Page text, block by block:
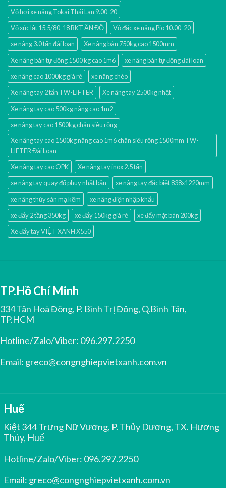
Vỏ hơi xe nâng Tokai Thái Lan 9.00-20
Vỏ xúc lật 15.5/80-18 BKT ẤN ĐỘ
Vỏ đặc xe nâng Pio 10.00-20
xe nâng 3.0 tấn đài loan
Xe nâng bàn 750kg cao 1500mm
Xe nâng bán tự động 1500 kg cao 1m6
xe nâng bán tự động đài loan
xe nâng cao 1000kg giá rẻ
xe nâng chéo
Xe nâng tay 2 tấn TW-LIFTER
Xe nâng tay 2500kg nhật
Xe nâng tay cao 500kg nâng cao 1m2
xe nâng tay cao 1500kg chân siêu rộng
Xe nâng tay cao 1500kg nâng cao 1m6 chân siêu rộng 1500mm TW-
LIFTER Đài Loan
Xe nâng tay cao OPK
Xe nâng tay inox 2.5 tấn
xe nâng tay quay đổ phuy nhật bản
xe nâng tay đặc biệt 838x1220mm
xe nâng thủy sản mạ kẽm
xe nâng điện nhập khấu
xe đẩy 2 tầng 350kg
xe đẩy 150kg giá rẻ
xe đẩy mặt bàn 200kg
Xe đẩy tay VIỆT XANH X550
TP.Hồ Chí Minh
334 Tân Hoà Đông, P. Bình Trị Đông, Q.Bình Tân,
TP.HCM
Hotline/Zalo/Viber: 096.297.2250
Email: greco@congnghiepvietxanh.com.vn
Huế
Kiệt 344 Trưng Nữ Vương, P. Thủy Dương, TX. Hương
Thủy, Huế
Hotline/Zalo/Viber: 096.297.2250
Email: greco@congnghiepvietxanh.com.vn